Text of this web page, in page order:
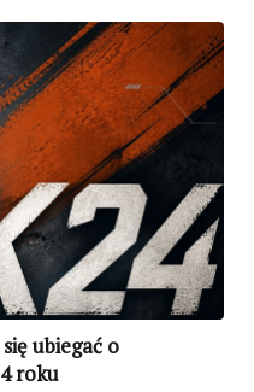
ubiegać o
roku